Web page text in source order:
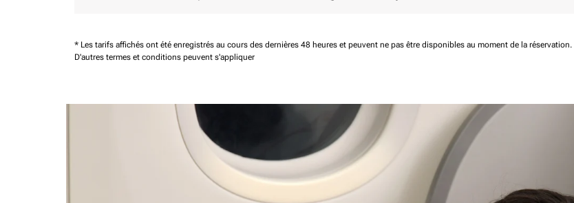
* Les tarifs affichés ont été enregistrés au cours des dernières 48 heures et peuvent ne pas être disponibles au moment de la réservation.
D'autres termes et conditions peuvent s'appliquer